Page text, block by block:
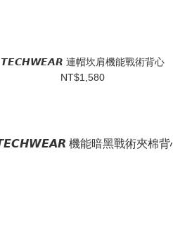
𝙏𝙀𝘾𝙃𝙒𝙀𝘼𝙍 連帽坎肩機能戰術背心
NT$1,580